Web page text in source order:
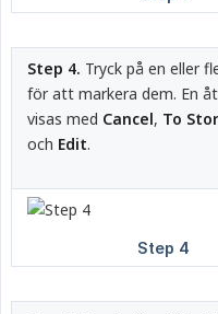
Step 4. Tryck på en eller
för att markera dem. En
visas med Cancel, To
och Edit.